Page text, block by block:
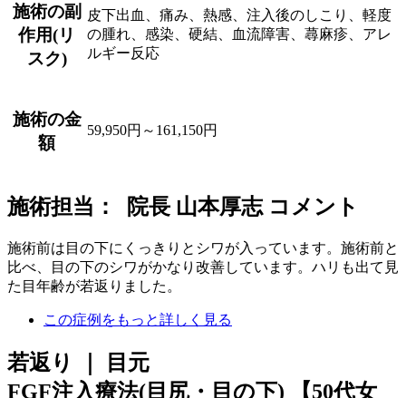
施術の副
作用(リ
スク)
皮下出血、痛み、熱感、注入後のしこり、軽度
の腫れ、感染、硬結、血流障害、蕁麻疹、アレ
ルギー反応
施術の金
額
59,950円～161,150円
施術担当： 院長 山本厚志 コメント
施術前は目の下にくっきりとシワが入っています。施術前と
比べ、目の下のシワがかなり改善しています。ハリも出て見
た目年齢が若返りました。
この症例をもっと詳しく見る
若返り ｜ 目元
FGF注入療法(目尻・目の下)
【50代女